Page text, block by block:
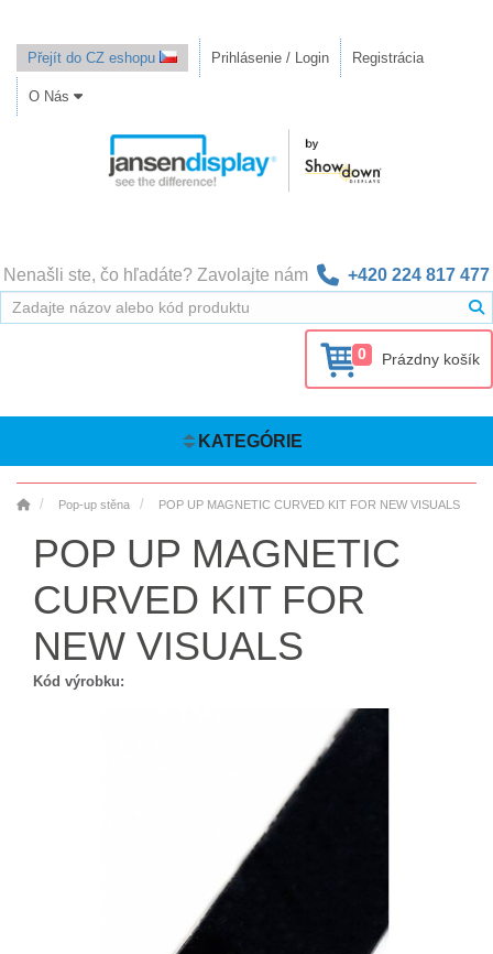
Přejít do CZ eshopu Prihlásenie / Login Registrácia
O Nás
Nenašli ste, čo hľadáte? Zavolajte nám +420 224 817 477
0 Prázdny košík
KATEGÓRIE
Pop-up stěna POP UP MAGNETIC CURVED KIT FOR NEW VISUALS
POP UP MAGNETIC
CURVED KIT FOR
NEW VISUALS
Kód výrobku: